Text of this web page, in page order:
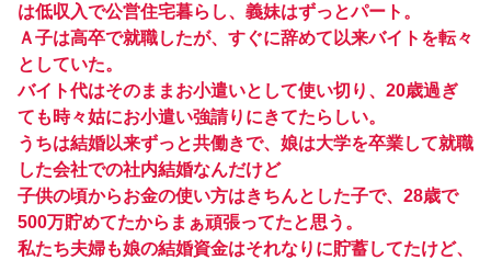
は低収入で公営住宅暮らし、義妹はずっとパート。
Ａ子は高卒で就職したが、すぐに辞めて以来バイトを転々
としていた。
バイト代はそのままお小遣いとして使い切り、20歳過ぎ
ても時々姑にお小遣い強請りにきてたらしい。
うちは結婚以来ずっと共働きで、娘は大学を卒業して就職
した会社での社内結婚なんだけど
子供の頃からお金の使い方はきちんとした子で、28歳で
500万貯めてたからまぁ頑張ってたと思う。
私たち夫婦も娘の結婚資金はそれなりに貯蓄してたけど、